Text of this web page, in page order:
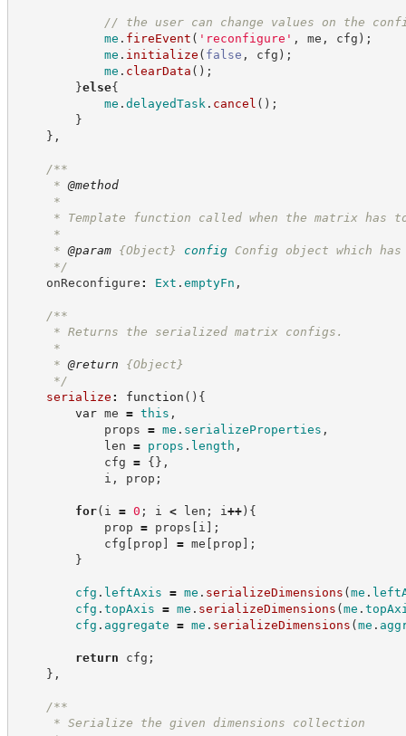
// the user can change values on the
me . fireEvent ( ' reconfigure ' , me , cfg ) ;
me . initialize ( false , cfg ) ;
me . clearData ( ) ;
}else{
me . delayedTask . cancel ( ) ;
}
} ,
/**
* @method
*
* Template function called when the matrix has
*
* @param {Object} config Config object which
*/
onReconfigure : Ext . emptyFn ,
/**
* Returns the serialized matrix configs.
*
* @return
{Object}
*/
serialize : function ( ) {
var me = this ,
props = me . serializeProperties ,
len = props . length ,
cfg = {} ,
i , prop ;
for( i = 0 ; i < len ; i ++) {
prop = props [ i ] ;
cfg [ prop ] = me [ prop ] ;
}
cfg . leftAxis = me . serializeDimensions (me .
cfg . topAxis = me . serializeDimensions (me .
cfg . aggregate = me . serializeDimensions (me .
return cfg ;
} ,
/**
* Serialize the given dimensions collection